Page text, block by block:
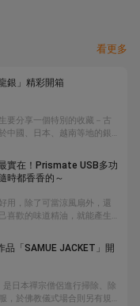
看更多
銀」精彩開箱
要分享一個特別的收藏－古
中國、日本、越南等地的銀
，因日本人帶來之故，台灣
存狀況不若日本來的好，所
銀龍的增值空間持續高漲，
實在！Prismate USB多功
時都香香的～
用，除了可當涼風扇外，還
喜歡的味道精油，就能產生
品「SAMUE JACKET」開
日本禪宗僧侶進行掃除、除
，於佛教儀式場合則另有規